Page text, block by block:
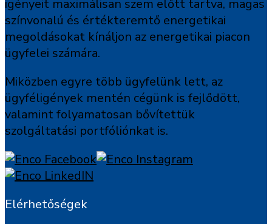
igényeit maximálisan szem előtt tartva, magas
színvonalú és értékteremtő energetikai
megoldásokat kínáljon az energetikai piacon
ügyfelei számára.
Miközben egyre több ügyfelünk lett, az
ügyféligények mentén cégünk is fejlődött,
valamint folyamatosan bővítettük
szolgáltatási portfóliónkat is.
Elérhetőségek